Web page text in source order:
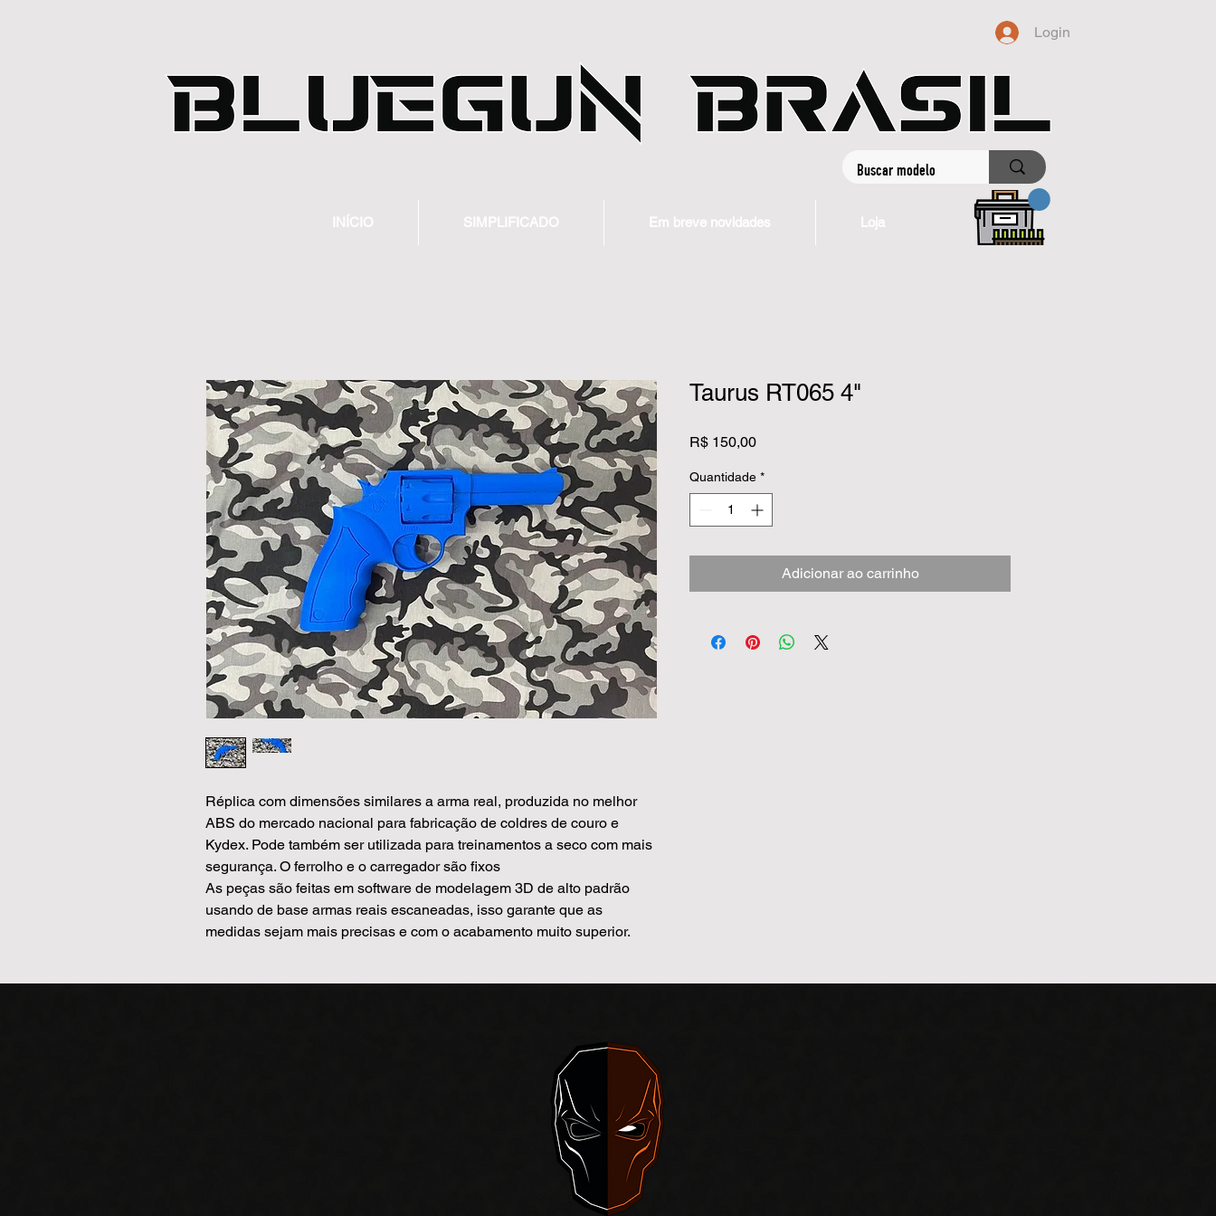
Login
INÍCIO SIMPLIFICADO Em breve novidades Loja
Réplica com dimensões similares a arma real, produzida no melhor
ABS do mercado nacional para fabricação de coldres de couro e
Kydex. Pode também ser utilizada para treinamentos a seco com mais
segurança. O ferrolho e o carregador são fixos
As peças são feitas em software de modelagem 3D de alto padrão
usando de base armas reais escaneadas, isso garante que as
medidas sejam mais precisas e com o acabamento muito superior.
Taurus RT065 4"
R$ 150,00Preço
Quantidade *
Adicionar ao carrinho